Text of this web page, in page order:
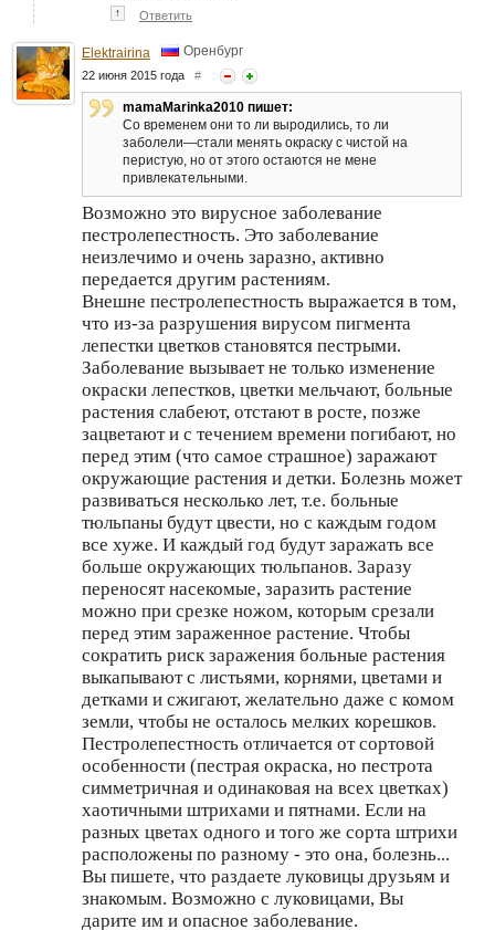
↑ Ответить
Elektrairina Оренбург
22 июня 2015 года #
mamaMarinka2010 пишет:
Со временем они то ли выродились, то ли
заболели—стали менять окраску с чистой на
перистую, но от этого остаются не мене
привлекательными.
Возможно это вирусное заболевание
пестролепестность. Это заболевание
неизлечимо и очень заразно, активно
передается другим растениям.
Внешне пестролепестность выражается в том,
что из-за разрушения вирусом пигмента
лепестки цветков становятся пестрыми.
Заболевание вызывает не только изменение
окраски лепестков, цветки мельчают, больные
растения слабеют, отстают в росте, позже
зацветают и с течением времени погибают, но
перед этим (что самое страшное) заражают
окружающие растения и детки. Болезнь может
развиваться несколько лет, т.е. больные
тюльпаны будут цвести, но с каждым годом
все хуже. И каждый год будут заражать все
больше окружающих тюльпанов. Заразу
переносят насекомые, заразить растение
можно при срезке ножом, которым срезали
перед этим зараженное растение. Чтобы
сократить риск заражения больные растения
выкапывают с листьями, корнями, цветами и
детками и сжигают, желательно даже с комом
земли, чтобы не осталось мелких корешков.
Пестролепестность отличается от сортовой
особенности (пестрая окраска, но пестрота
симметричная и одинаковая на всех цветках)
хаотичными штрихами и пятнами. Если на
разных цветах одного и того же сорта штрихи
расположены по разному - это она, болезнь...
Вы пишете, что раздаете луковицы друзьям и
знакомым. Возможно с луковицами, Вы
дарите им и опасное заболевание.